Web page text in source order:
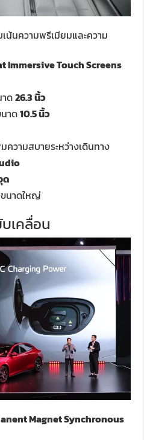
น้นความพรีเมียมและความ
Immersive Touch Screens
าด26.3 นิ้ว
นาด10.5 นิ้ว
ความสบายระหว่างเดินทาง
ด
นาดใหญ่
เคลื่อน
Magnet Synchronous